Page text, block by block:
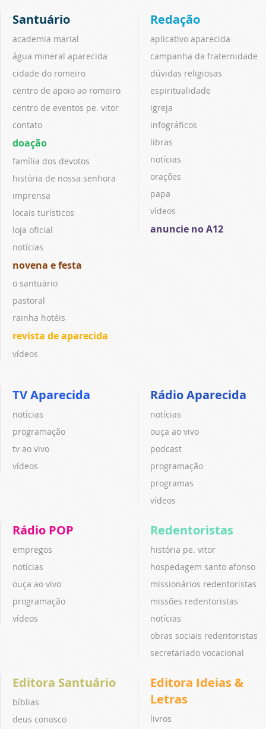
Santuário
academia marial
água mineral aparecida
cidade do romeiro
centro de apoio ao romeiro
centro de eventos pe. vitor
contato
doação
família dos devotos
história de nossa senhora
imprensa
locais turísticos
loja oficial
notícias
novena e festa
o santuário
pastoral
rainha hotéis
revista de aparecida
vídeos
Redação
aplicativo aparecida
campanha da fraternidade
dúvidas religiosas
espiritualidade
igreja
infográficos
libras
notícias
orações
papa
vídeos
anuncie no A12
TV Aparecida
notícias
programação
tv ao vivo
vídeos
Rádio Aparecida
notícias
ouça ao vivo
podcast
programação
programas
vídeos
Rádio POP
empregos
notícias
ouça ao vivo
programação
vídeos
Redentoristas
história pe. vitor
hospedagem santo afonso
missionários redentoristas
missões redentoristas
notícias
obras sociais redentoristas
secretariado vocacional
Editora Santuário
bíblias
deus conosco
Editora Ideias &
Letras
livros